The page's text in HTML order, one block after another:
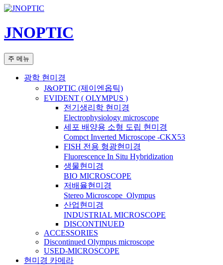
컨
츠
로
너
JNOPTIC
검
색
주 메뉴
광학 현미경
J&OPTIC (제이엔옵틱)
EVIDENT ( OLYMPUS )
전기생리학 현미경
Electrophysiology microscope
세포 배양용 소형 도립 현미경
Compct Inverted Microscope -CKX53
FISH 전용 형광현미경
Fluorescence In Situ Hybridization
생물현미경
BIO MICROSCOPE
저배율현미경
Stereo Microscope_Olympus
산업현미경
INDUSTRIAL MICROSCOPE
DISCONTINUED
ACCESSORIES
Discontinued Olympus microscope
USED-MICROSCOPE
현미경 카메라